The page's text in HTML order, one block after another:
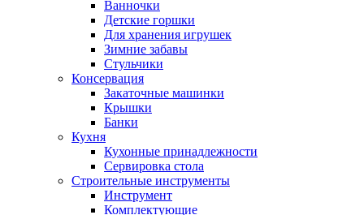
Ванночки
Детские горшки
Для хранения игрушек
Зимние забавы
Стульчики
Консервация
Закаточные машинки
Крышки
Банки
Кухня
Кухонные принадлежности
Сервировка стола
Строительные инструменты
Инструмент
Комплектующие